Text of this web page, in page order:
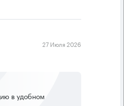
27 Июля 2026
в удобном